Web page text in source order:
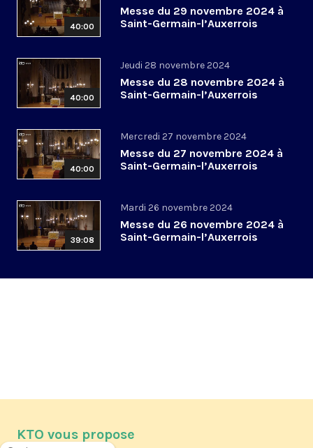
40:00
Messe du 29 novembre 2024 à
Saint-Germain-l’Auxerrois
40:00
Jeudi 28 novembre 2024
Messe du 28 novembre 2024 à
Saint-Germain-l’Auxerrois
40:00
Mercredi 27 novembre 2024
Messe du 27 novembre 2024 à
Saint-Germain-l’Auxerrois
39:08
Mardi 26 novembre 2024
Messe du 26 novembre 2024 à
Saint-Germain-l’Auxerrois
KTO vous propose